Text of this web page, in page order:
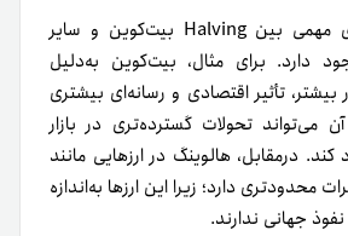
با‌این‌حال، تفاوت‌های مهمی بین Halving بیت‌کوین و سایر
دارد. برای مثال، بیت‌کوین به‌دلیل
تأثیر اقتصادی و رسانه‌ای بیشتری
می‌تواند تحولات گسترده‌تری در بازار
کند. درمقابل، هالوینگ در ارزهایی مانند
محدودتری دارد؛ زیرا این ارزها به‌اندازه
جهانی ندارند.